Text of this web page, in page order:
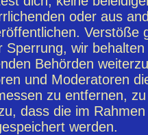
oder aus
Verstöße
Sperrung, wir
Behörden
und Moderatoren
zu entfernen,
dass die im
werden.